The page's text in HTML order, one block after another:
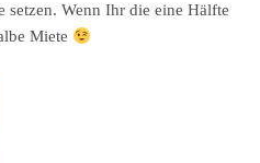
Wenn Ihr die eine Hälfte
Miete